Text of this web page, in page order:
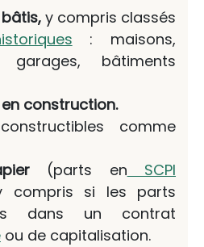
y compris classés
: maisons,
garages, bâtiments
construction.
comme
(parts en SCPI
compris si les parts
dans un contrat
ou de capitalisation.